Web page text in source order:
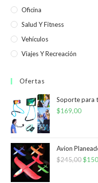
Oficina
Salud Y Fitness
Vehículos
Viajes Y Recreación
Ofertas
Soporte para
$169,00
Avion
$245,00El
$